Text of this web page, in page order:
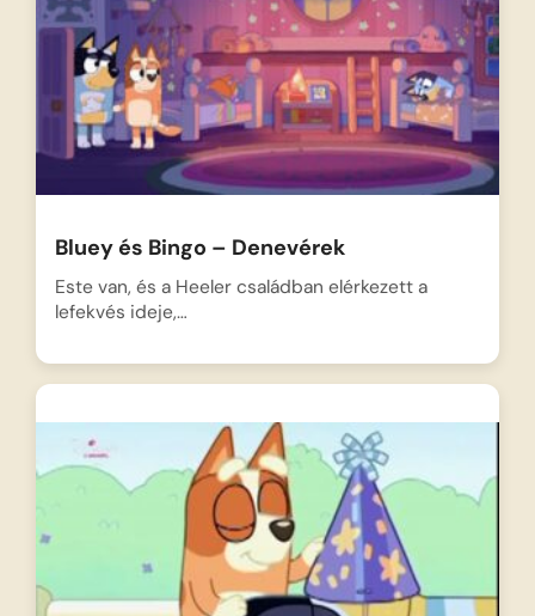
Bluey és Bingo – Denevérek
Este van, és a Heeler családban elérkezett a
lefekvés ideje,…